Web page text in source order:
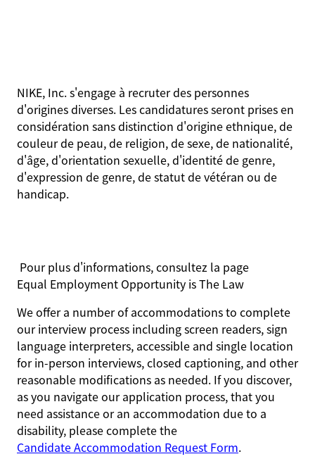
NIKE, Inc. s'engage à recruter des personnes
d'origines diverses. Les candidatures seront prises en
considération sans distinction d'origine ethnique, de
couleur de peau, de religion, de sexe, de nationalité,
d'âge, d'orientation sexuelle, d'identité de genre,
d'expression de genre, de statut de vétéran ou de
handicap.
Pour plus d'informations, consultez la page
Equal Employment Opportunity is The Law
We offer a number of accommodations to complete
our interview process including screen readers, sign
language interpreters, accessible and single location
for in-person interviews, closed captioning, and other
reasonable modifications as needed. If you discover,
as you navigate our application process, that you
need assistance or an accommodation due to a
disability, please complete the
Candidate Accommodation Request Form.